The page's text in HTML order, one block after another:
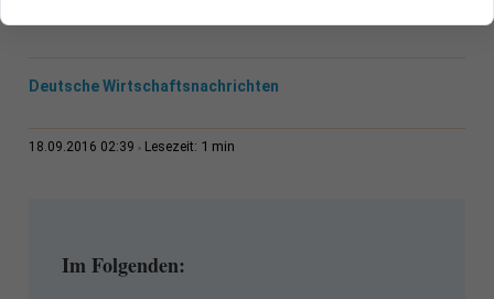
Deutsche Wirtschaftsnachrichten
18.09.2016 02:39 Lesezeit: 1 min
Im Folgenden: